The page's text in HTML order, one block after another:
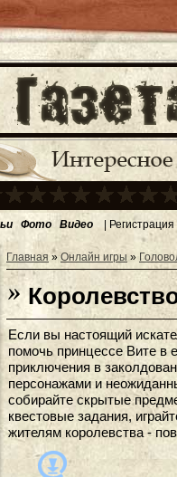
Фото Видео | Регистрация
Главная » Онлайн игры »
Если вы настоящий
помочь принцессе Вите в
приключения в
персонажами и
собирайте скрытые
квестовые задания,
жителям королевства -